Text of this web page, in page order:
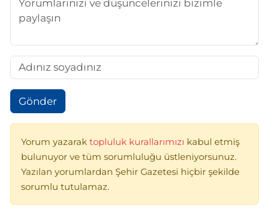
Gönder
Yorum yazarak topluluk kurallarımızı kabul etmiş
bulunuyor ve tüm sorumluluğu üstleniyorsunuz.
Yazılan yorumlardan Şehir Gazetesi hiçbir şekilde
sorumlu tutulamaz.